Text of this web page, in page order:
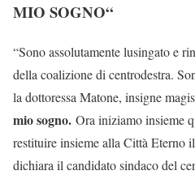
MIO SOGNO“
“Sono assolutamente lusingato e
della coalizione di centrodestra.
la dottoressa Matone, insigne
mio sogno. Ora iniziamo insieme
restituire insieme alla Città
dichiara il candidato sindaco del